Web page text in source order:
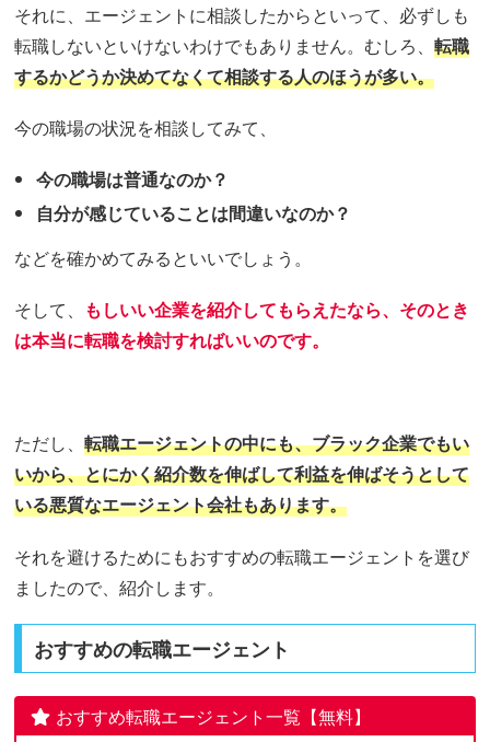
それに、エージェントに相談したからといって、必ずしも
転職しないといけないわけでもありません。むしろ、転職
するかどうか決めてなくて相談する人のほうが多い。
今の職場の状況を相談してみて、
今の職場は普通なのか？
自分が感じていることは間違いなのか？
などを確かめてみるといいでしょう。
そして、
もしいい企業を紹介してもらえたなら、そのとき
は本当に転職を検討すればいいのです。
ただし、転職エージェントの中にも、ブラック企業でもい
いから、とにかく紹介数を伸ばして利益を伸ばそうとして
いる悪質なエージェント会社もあります。
それを避けるためにもおすすめの転職エージェントを選び
ましたので、紹介します。
おすすめの転職エージェント
おすすめ転職エージェント一覧【無料】